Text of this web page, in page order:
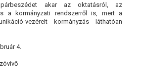
akar az oktatásról, az
a kormányzati rendszerről is, mert a
vezérelt kormányzás láthatóan
4.